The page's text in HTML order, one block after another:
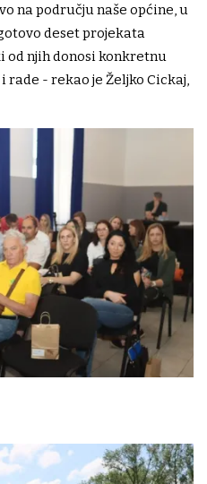
na području naše općine, u
deset projekata
njih donosi konkretnu
- rekao je Željko Cickaj,